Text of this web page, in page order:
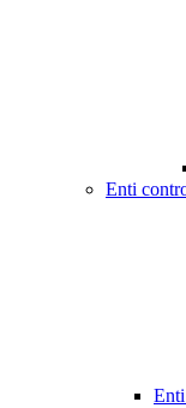
Enti